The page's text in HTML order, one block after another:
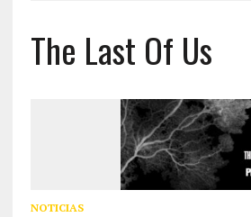
The Last Of Us
NOTICIAS